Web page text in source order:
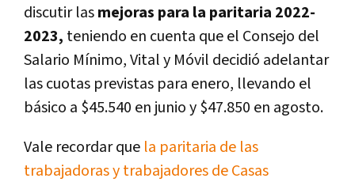
discutir lasmejoras para la paritaria 2022-
2023, teniendo en cuenta que el Consejo del
Salario Mínimo, Vital y Móvil decidió adelantar
las cuotas previstas para enero, llevando el
básico a $45.540 en junio y $47.850 en agosto.
Vale recordar que la paritaria de las
trabajadoras y trabajadores de Casas